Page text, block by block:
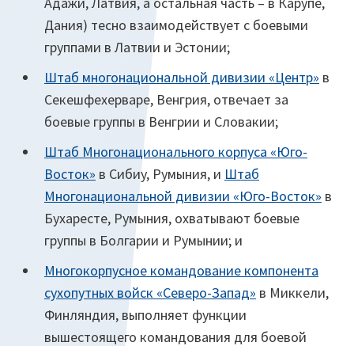
Дания) тесно взаимодействует с боевыми
группами в Латвии и Эстонии;
Штаб многонациональной дивизии «Центр» в
Секешфехерваре, Венгрия, отвечает за
боевые группы в Венгрии и Словакии;
Штаб Многонационального корпуса «Юго-
Восток» в Сибиу, Румыния, и Штаб
Многонациональной дивизии «Юго-Восток» в
Бухаресте, Румыния, охватывают боевые
группы в Болгарии и Румынии; и
Многокорпусное командование компонента
сухопутных войск «Северо-Запад» в Миккели,
Финляндия, выполняет функции
вышестоящего командования для боевой